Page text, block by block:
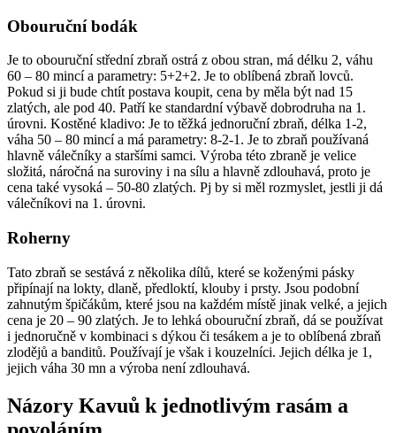
Obouruční bodák
Je to obouruční střední zbraň ostrá z obou stran, má délku 2, váhu
60 – 80 mincí a parametry: 5+2+2. Je to oblíbená zbraň lovců.
Pokud si ji bude chtít postava koupit, cena by měla být nad 15
zlatých, ale pod 40. Patří ke standardní výbavě dobrodruha na 1.
úrovni. Kostěné kladivo: Je to těžká jednoruční zbraň, délka 1-2,
váha 50 – 80 mincí a má parametry: 8-2-1. Je to zbraň používaná
hlavně válečníky a staršími samci. Výroba této zbraně je velice
složitá, náročná na suroviny i na sílu a hlavně zdlouhavá, proto je
cena také vysoká – 50-80 zlatých. Pj by si měl rozmyslet, jestli ji dá
válečníkovi na 1. úrovni.
Roherny
Tato zbraň se sestává z několika dílů, které se koženými pásky
připínají na lokty, dlaně, předloktí, klouby i prsty. Jsou podobní
zahnutým špičákům, které jsou na každém místě jinak velké, a jejich
cena je 20 – 90 zlatých. Je to lehká obouruční zbraň, dá se používat
i jednoručně v kombinaci s dýkou či tesákem a je to oblíbená zbraň
zlodějů a banditů. Používají je však i kouzelníci. Jejich délka je 1,
jejich váha 30 mn a výroba není zdlouhavá.
Názory Kavuů k jednotlivým rasám a